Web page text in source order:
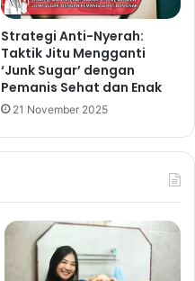
Strategi Anti-Nyerah:
Taktik Jitu Mengganti
‘Junk Sugar’ dengan
Pemanis Sehat dan Enak
21 November 2025